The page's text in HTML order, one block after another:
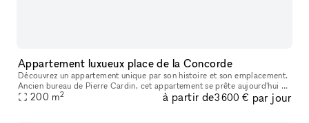
Appartement luxueux place de la Concorde
Découvrez un appartement unique par son histoire et son emplacement.
Ancien bureau de Pierre Cardin, cet appartement se prête aujourd'hui à
l'organisation de vos événements prestigieux. Idéalement pl
200 m2 à partir de3 600 € par jour